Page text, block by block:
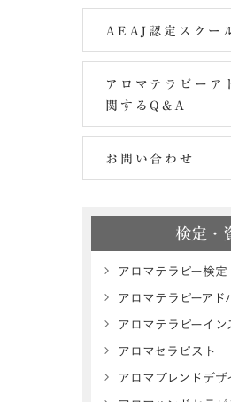
AEAJ認定スクー
アロマテラピーア
関するQ&A
お問い合わせ
検定・
アロマテラピー検定
アロマテラピーアド
アロマテラピーイ
アロマセラピスト
アロマブレンドデザ